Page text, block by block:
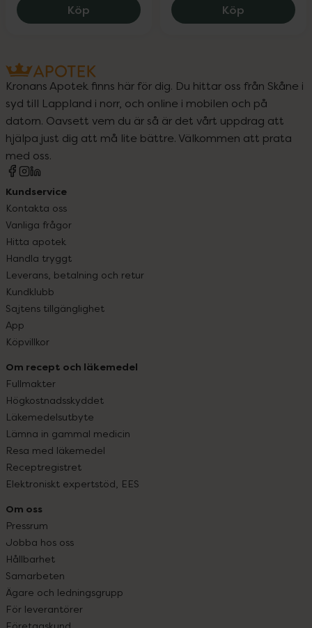
Köp Cutrin BIO+ Strengthening
Köp Cutrin
Kronans Apotek finns här för dig. Du hittar oss från Skåne i
syd till Lappland i norr, och online i mobilen och på
datorn. Oavsett vem du är så är det vårt uppdrag att
hjälpa just dig att må lite bättre. Välkommen att prata
med oss.
Kundservice
Kontakta oss
Vanliga frågor
Hitta apotek
Handla tryggt
Leverans, betalning och retur
Kundklubb
Sajtens tillgänglighet
App
Köpvillkor
Om recept och läkemedel
Fullmakter
Högkostnadsskyddet
Läkemedelsutbyte
Lämna in gammal medicin
Resa med läkemedel
Receptregistret
Elektroniskt expertstöd, EES
Om oss
Pressrum
Jobba hos oss
Hållbarhet
Samarbeten
Ägare och ledningsgrupp
För leverantörer
Företagskund